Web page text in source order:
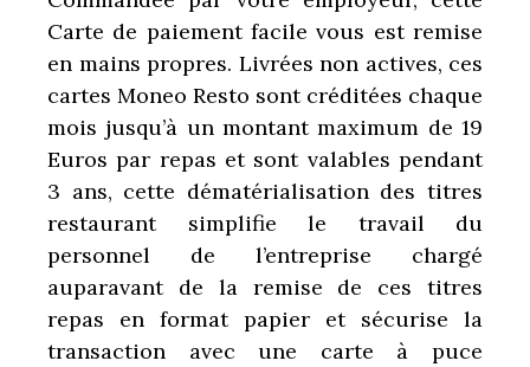
Carte de paiement facile vous est remise
en mains propres. Livrées non actives, ces
cartes Moneo Resto sont créditées chaque
mois jusqu’à un montant maximum de 19
Euros par repas et sont valables pendant
3 ans, cette dématérialisation des titres
restaurant simplifie le travail du
personnel de l’entreprise chargé
auparavant de la remise de ces titres
repas en format papier et sécurise la
transaction avec une carte à puce